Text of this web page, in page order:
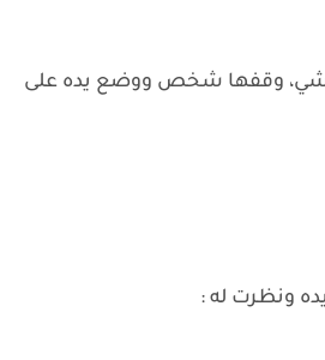
وقفها شخص ووضع يده على
ونظرت له :